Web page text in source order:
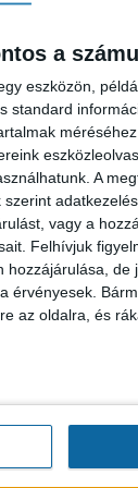
a
eszközön,
standard
A
vagy a
Felhívjuk
de
érvényesek.
az oldalra, és
már a
és
továbbá 8
nagyfelületű
a kivitelező
zajlanak.